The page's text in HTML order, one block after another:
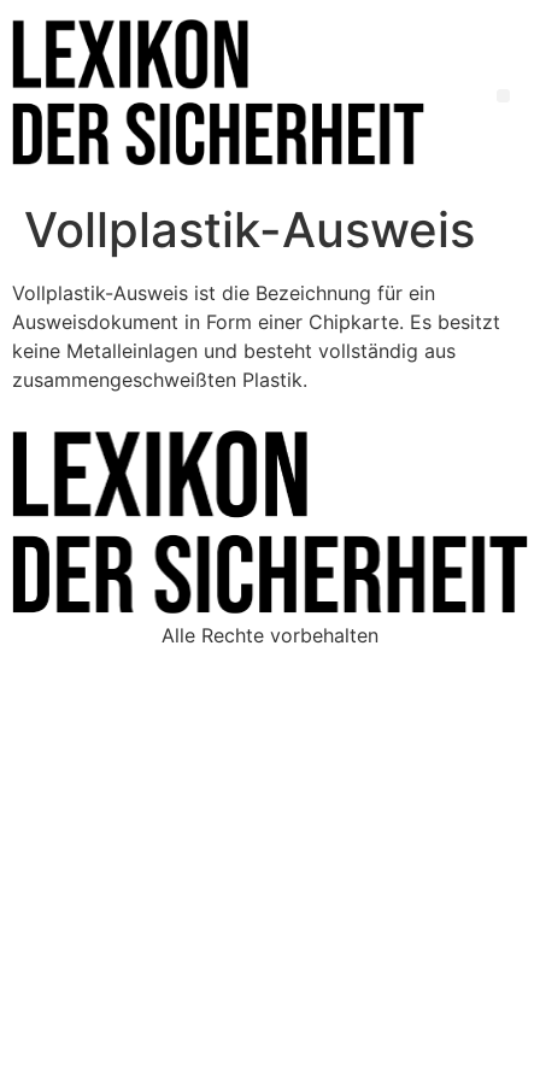
Vollplastik-Ausweis
Vollplastik-Ausweis ist die Bezeichnung für ein
Ausweisdokument in Form einer Chipkarte. Es besitzt
keine Metalleinlagen und besteht vollständig aus
zusammengeschweißten Plastik.
Alle Rechte vorbehalten